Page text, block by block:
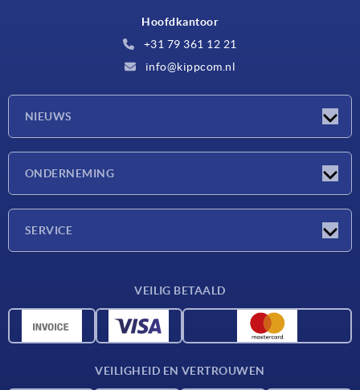
Hoofdkantoor
+31 79 361 12 21
info@kippcom.nl
NIEUWS
ONDERNEMING
SERVICE
CAD-gegevens
VEILIG BETAALD
VEILIGHEID EN VERTROUWEN